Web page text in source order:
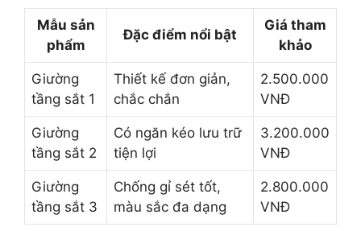
Mẫu sản
phẩm
Đặc điểm nổi bật
Giá tham
khảo
Giường
tầng sắt 1
Thiết kế đơn giản,
chắc chắn
2.500.000
VNĐ
Giường
tầng sắt 2
Có ngăn kéo lưu trữ
tiện lợi
3.200.000
VNĐ
Giường
tầng sắt 3
Chống gỉ sét tốt,
màu sắc đa dạng
2.800.000
VNĐ